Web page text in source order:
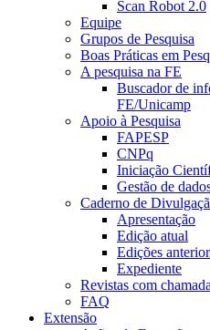
Scan Robot 2.0
Equipe
Grupos de Pesquisa
Boas Práticas em
A pesquisa na FE
Buscador de
FE/Unicamp
Apoio à Pesquisa
FAPESP
CNPq
Iniciação
Gestão de
Caderno de
Apresentação
Edição atual
Edições
Expediente
Revistas com
FAQ
Extensão